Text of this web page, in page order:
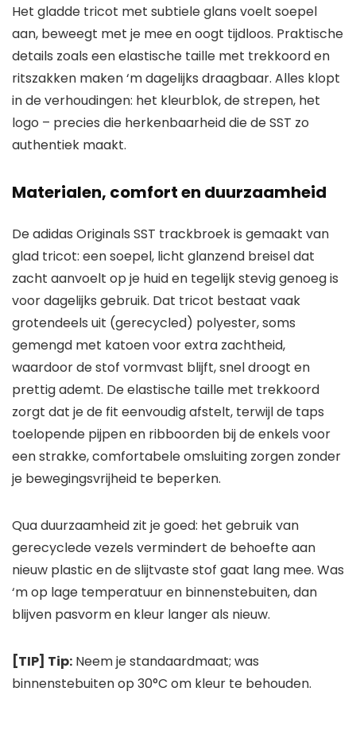
Het gladde tricot met subtiele glans voelt soepel
aan, beweegt met je mee en oogt tijdloos. Praktische
details zoals een elastische taille met trekkoord en
ritszakken maken ‘m dagelijks draagbaar. Alles klopt
in de verhoudingen: het kleurblok, de strepen, het
logo – precies die herkenbaarheid die de SST zo
authentiek maakt.
Materialen, comfort en duurzaamheid
De adidas Originals SST trackbroek is gemaakt van
glad tricot: een soepel, licht glanzend breisel dat
zacht aanvoelt op je huid en tegelijk stevig genoeg is
voor dagelijks gebruik. Dat tricot bestaat vaak
grotendeels uit (gerecycled) polyester, soms
gemengd met katoen voor extra zachtheid,
waardoor de stof vormvast blijft, snel droogt en
prettig ademt. De elastische taille met trekkoord
zorgt dat je de fit eenvoudig afstelt, terwijl de taps
toelopende pijpen en ribboorden bij de enkels voor
een strakke, comfortabele omsluiting zorgen zonder
je bewegingsvrijheid te beperken.
Qua duurzaamheid zit je goed: het gebruik van
gerecyclede vezels vermindert de behoefte aan
nieuw plastic en de slijtvaste stof gaat lang mee. Was
‘m op lage temperatuur en binnenstebuiten, dan
blijven pasvorm en kleur langer als nieuw.
[TIP] Tip: Neem je standaardmaat; was
binnenstebuiten op 30°C om kleur te behouden.